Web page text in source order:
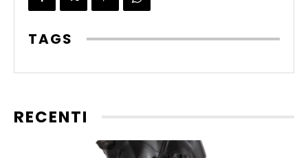
TAGS
RECENTI